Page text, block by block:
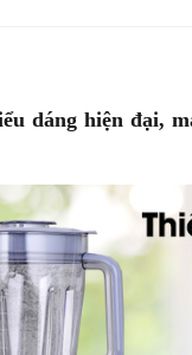
dáng hiện đại,